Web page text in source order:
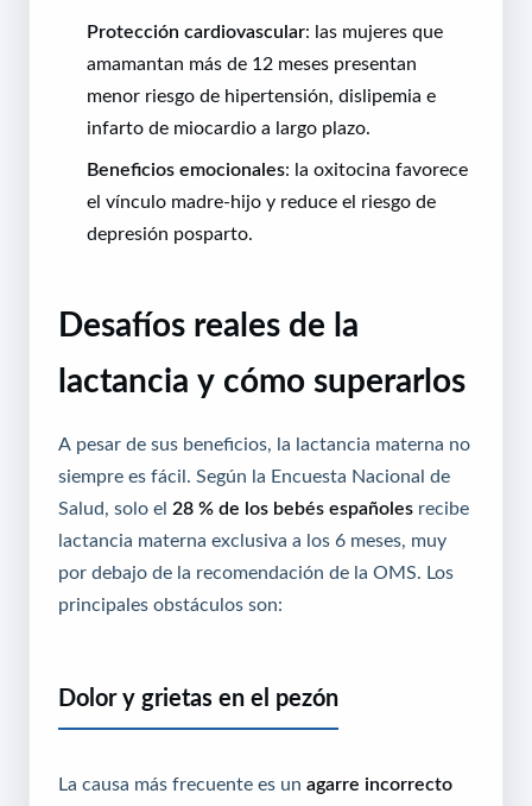
Protección cardiovascular: las mujeres que
amamantan más de 12 meses presentan
menor riesgo de hipertensión, dislipemia e
infarto de miocardio a largo plazo.
Beneficios emocionales: la oxitocina favorece
el vínculo madre-hijo y reduce el riesgo de
depresión posparto.
Desafíos reales de la
lactancia y cómo superarlos
A pesar de sus beneficios, la lactancia materna no
siempre es fácil. Según la Encuesta Nacional de
Salud, solo el 28 % de los bebés españoles recibe
lactancia materna exclusiva a los 6 meses, muy
por debajo de la recomendación de la OMS. Los
principales obstáculos son:
Dolor y grietas en el pezón
La causa más frecuente es un agarre incorrecto